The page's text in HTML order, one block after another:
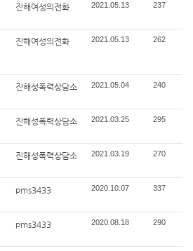
진해여성의전화 2021.05.13 237
진해여성의전화 2021.05.13 262
진해성폭력상담소 2021.05.04 240
진해성폭력상담소 2021.03.25 295
진해성폭력상담소 2021.03.19 270
pms3433 2020.10.07 337
pms3433 2020.08.18 290